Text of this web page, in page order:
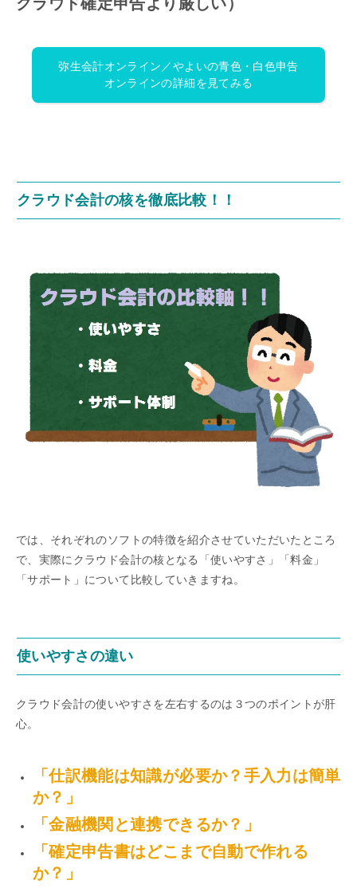
弥生会計オンライン／やよいの青色・白色申告
オンラインの詳細を見てみる
クラウド会計の核を徹底比較！！
では、それぞれのソフトの特徴を紹介させていただいたところ
で、実際にクラウド会計の核となる「使いやすさ」「料金」
「サポート」について比較していきますね。
使いやすさの違い
クラウド会計の使いやすさを左右するのは３つのポイントが肝
心。
「仕訳機能は知識が必要か？手入力は簡単
か？」
「金融機関と連携できるか？」
「確定申告書はどこまで自動で作れる
か？」